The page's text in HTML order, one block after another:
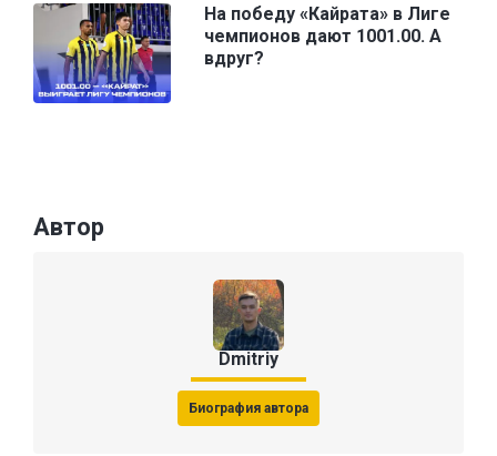
На победу «Кайрата» в Лиге
чемпионов дают 1001.00. А
вдруг?
Автор
Dmitriy
Биография автора